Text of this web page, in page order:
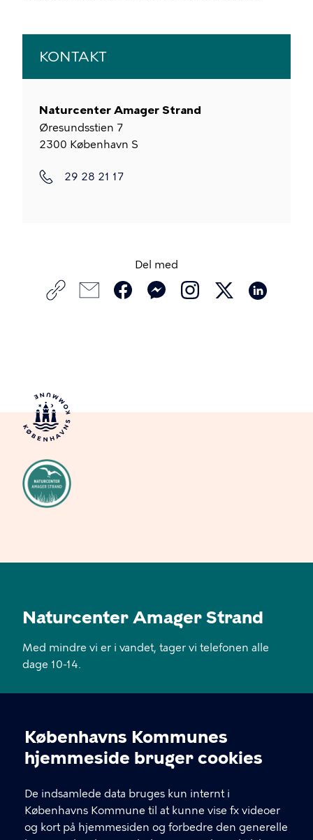
Cookieindstillinger
Københavns Kommunes
hjemmeside bruger cookies
De indsamlede data bruges kun internt i
Københavns Kommune til at kunne vise fx videoer
og kort på hjemmesiden og forbedre den generelle
KONTAKT
Naturcenter Amager Strand
Øresundsstien 7
2300 København S
29 28 21 17
Del med
Naturcenter Amager Strand
Med mindre vi er i vandet, tager vi telefonen alle
dage 10-14.
Øresundsstien 7, 2300 København S
naturcenteramagerstrand@kk.dk
29 28 21 17